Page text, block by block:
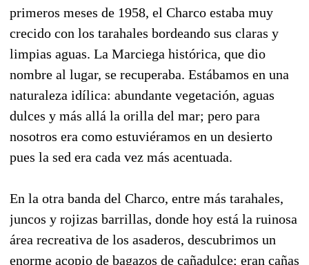
primeros meses de 1958, el Charco estaba muy
crecido con los tarahales bordeando sus claras y
limpias aguas. La Marciega histórica, que dio
nombre al lugar, se recuperaba. Estábamos en una
naturaleza idílica: abundante vegetación, aguas
dulces y más allá la orilla del mar; pero para
nosotros era como estuviéramos en un desierto
pues la sed era cada vez más acentuada.
En la otra banda del Charco, entre más tarahales,
juncos y rojizas barrillas, donde hoy está la ruinosa
área recreativa de los asaderos, descubrimos un
enorme acopio de bagazos de cañadulce; eran cañas